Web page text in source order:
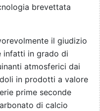
brevettata
il giudizio
infatti in grado di
atmosferici dai
in prodotti a valore
prime seconde
di calcio